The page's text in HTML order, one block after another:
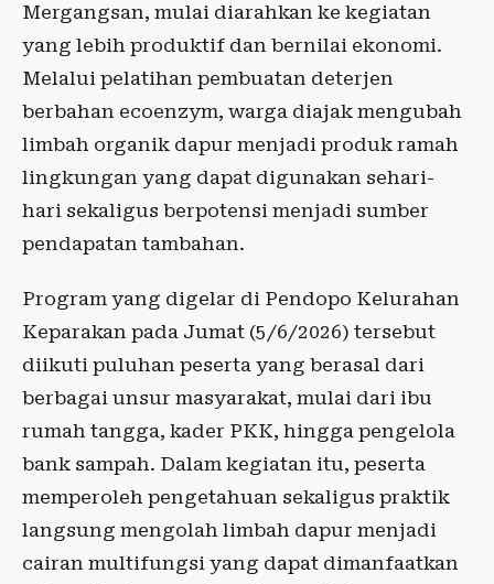
Mergangsan, mulai diarahkan ke kegiatan
yang lebih produktif dan bernilai ekonomi.
Melalui pelatihan pembuatan deterjen
berbahan ecoenzym, warga diajak mengubah
limbah organik dapur menjadi produk ramah
lingkungan yang dapat digunakan sehari-
hari sekaligus berpotensi menjadi sumber
pendapatan tambahan.
Program yang digelar di Pendopo Kelurahan
Keparakan pada Jumat (5/6/2026) tersebut
diikuti puluhan peserta yang berasal dari
berbagai unsur masyarakat, mulai dari ibu
rumah tangga, kader PKK, hingga pengelola
bank sampah. Dalam kegiatan itu, peserta
memperoleh pengetahuan sekaligus praktik
langsung mengolah limbah dapur menjadi
cairan multifungsi yang dapat dimanfaatkan